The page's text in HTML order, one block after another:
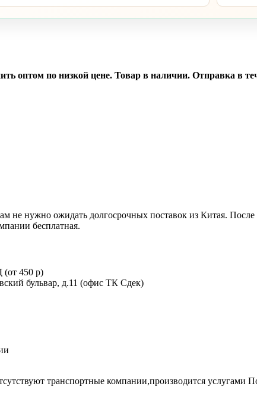
оптом по низкой цене. Товар в наличии. Отправка в
не нужно ожидать долгосрочных поставок из Китая.
бесплатная.
(от 450 р)
бульвар, д.11 (офис ТК Сдек)
транспортные компании,производится услугами